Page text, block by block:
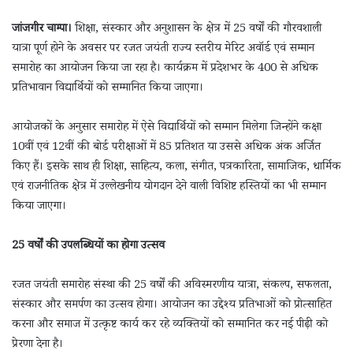
जांजगीर चाम्पा।शिक्षा, संस्कार और अनुशासन के क्षेत्र में 25 वर्षों की गौरवशाली
यात्रा पूर्ण होने के अवसर पर रजत जयंती राज्य स्तरीय मेरिट अवॉर्ड एवं सम्मान
समारोह का आयोजन किया जा रहा है। कार्यक्रम में प्रदेशभर के 400 से अधिक
प्रतिभावान विद्यार्थियों को सम्मानित किया जाएगा।
आयोजकों के अनुसार समारोह में ऐसे विद्यार्थियों को सम्मान मिलेगा जिन्होंने कक्षा
10वीं एवं 12वीं की बोर्ड परीक्षाओं में 85 प्रतिशत या उससे अधिक अंक अर्जित
किए हैं। इसके साथ ही शिक्षा, साहित्य, कला, संगीत, पत्रकारिता, सामाजिक, धार्मिक
एवं राजनीतिक क्षेत्र में उल्लेखनीय योगदान देने वाली विशिष्ट हस्तियों का भी सम्मान
किया जाएगा।
25 वर्षों की उपलब्धियों का होगा उत्सव
रजत जयंती समारोह संस्था की 25 वर्षों की अविस्मरणीय यात्रा, संकल्प, सफलता,
संस्कार और समर्पण का उत्सव होगा। आयोजन का उद्देश्य प्रतिभाओं को प्रोत्साहित
करना और समाज में उत्कृष्ट कार्य कर रहे व्यक्तियों को सम्मानित कर नई पीढ़ी को
प्रेरणा देना है।